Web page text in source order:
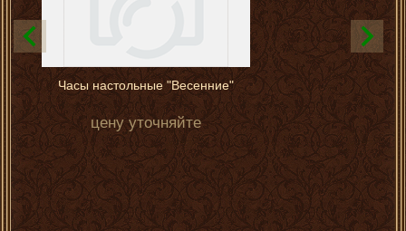
Часы настольные "Весенние"
цену уточняйте